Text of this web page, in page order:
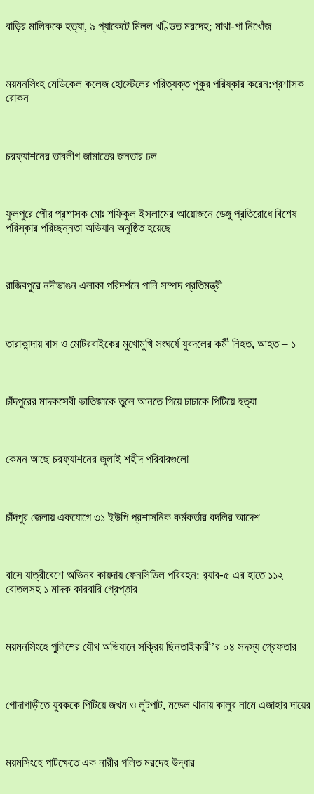
বাড়ির মালিককে হত্যা, ৯ প্যাকেটে মিলল খণ্ডিত মরদেহ; মাথা-পা নিখোঁজ
ময়মনসিংহ মেডিকেল কলেজ হোস্টেলের পরিত্যক্ত পুকুর পরিষ্কার করেন:প্রশাসক
রোকন
চরফ্যাশনের তাবলীগ জামাতের জনতার ঢল
ফুলপুরে পৌর প্রশাসক মোঃ শফিকুল ইসলামের আয়োজনে ডেঙ্গু প্রতিরোধে বিশেষ
পরিস্কার পরিচ্ছন্নতা অভিযান অনুষ্ঠিত হয়েছে
রাজিবপুরে নদীভাঙন এলাকা পরিদর্শনে পানি সম্পদ প্রতিমন্ত্রী
তারাকান্দায় বাস ও মোটরবাইকের মুখোমুখি সংঘর্ষে যুবদলের কর্মী নিহত, আহত – ১
চাঁদপুরের মাদকসেবী ভাতিজাকে তুলে আনতে গিয়ে চাচাকে পিটিয়ে হত্যা
কেমন আছে চরফ্যাশনের জুলাই শহীদ পরিবারগুলো
চাঁদপুর জেলায় একযোগে ৩১ ইউপি প্রশাসনিক কর্মকর্তার বদলির আদেশ
বাসে যাত্রীবেশে অভিনব কায়দায় ফেনসিডিল পরিবহন: র‍্যাব-৫ এর হাতে ১১২
বোতলসহ ১ মাদক কারবারি গ্রেপ্তার
ময়মনসিংহে পুলিশের যৌথ অভিযানে সক্রিয় ছিনতাইকারী’র ০৪ সদস্য গ্রেফতার
​গোদাগাড়ীতে যুবককে পিটিয়ে জখম ও লুটপাট, মডেল থানায় কালুর নামে এজাহার দায়ের
ময়মসিংহে পাটক্ষেতে এক নারীর গলিত মরদেহ উদ্ধার